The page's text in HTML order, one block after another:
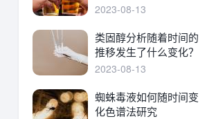
2023-08-13
类固醇分析随着时间的
推移发生了什么变化？
2023-08-13
蜘蛛毒液如何随时间变
化色谱法研究